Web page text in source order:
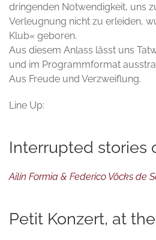
dringenden Notwendigkeit, uns
Verleugnung nicht zu erleiden,
Klub« geboren.
Aus diesem Anlass lässt uns
und im Programmformat
Aus Freude und Verzweiflung.
Line Up:
Interrupted stories
Ailín Formia & Federico Vöcks de
Petit Konzert, at